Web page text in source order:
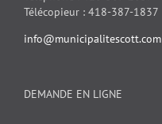
Télécopieur : 418-387-1837
info@municipalitescott.com
DEMANDE EN LIGNE